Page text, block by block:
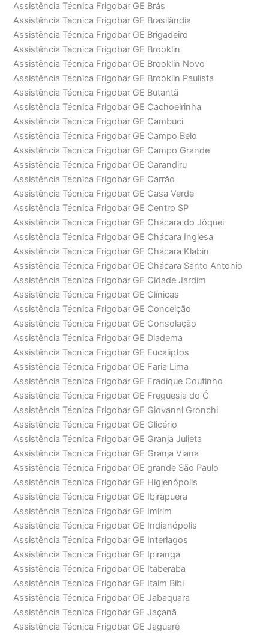
Assistência Técnica Frigobar GE Brás
Assistência Técnica Frigobar GE Brasilândia
Assistência Técnica Frigobar GE Brigadeiro
Assistência Técnica Frigobar GE Brooklin
Assistência Técnica Frigobar GE Brooklin Novo
Assistência Técnica Frigobar GE Brooklin Paulista
Assistência Técnica Frigobar GE Butantã
Assistência Técnica Frigobar GE Cachoeirinha
Assistência Técnica Frigobar GE Cambuci
Assistência Técnica Frigobar GE Campo Belo
Assistência Técnica Frigobar GE Campo Grande
Assistência Técnica Frigobar GE Carandiru
Assistência Técnica Frigobar GE Carrão
Assistência Técnica Frigobar GE Casa Verde
Assistência Técnica Frigobar GE Centro SP
Assistência Técnica Frigobar GE Chácara do Jóquei
Assistência Técnica Frigobar GE Chácara Inglesa
Assistência Técnica Frigobar GE Chácara Klabin
Assistência Técnica Frigobar GE Chácara Santo Antonio
Assistência Técnica Frigobar GE Cidade Jardim
Assistência Técnica Frigobar GE Clínicas
Assistência Técnica Frigobar GE Conceição
Assistência Técnica Frigobar GE Consolação
Assistência Técnica Frigobar GE Diadema
Assistência Técnica Frigobar GE Eucaliptos
Assistência Técnica Frigobar GE Faria Lima
Assistência Técnica Frigobar GE Fradique Coutinho
Assistência Técnica Frigobar GE Freguesia do Ó
Assistência Técnica Frigobar GE Giovanni Gronchi
Assistência Técnica Frigobar GE Glicério
Assistência Técnica Frigobar GE Granja Julieta
Assistência Técnica Frigobar GE Granja Viana
Assistência Técnica Frigobar GE grande São Paulo
Assistência Técnica Frigobar GE Higienópolis
Assistência Técnica Frigobar GE Ibirapuera
Assistência Técnica Frigobar GE Imirim
Assistência Técnica Frigobar GE Indianópolis
Assistência Técnica Frigobar GE Interlagos
Assistência Técnica Frigobar GE Ipiranga
Assistência Técnica Frigobar GE Itaberaba
Assistência Técnica Frigobar GE Itaim Bibi
Assistência Técnica Frigobar GE Jabaquara
Assistência Técnica Frigobar GE Jaçanã
Assistência Técnica Frigobar GE Jaguaré